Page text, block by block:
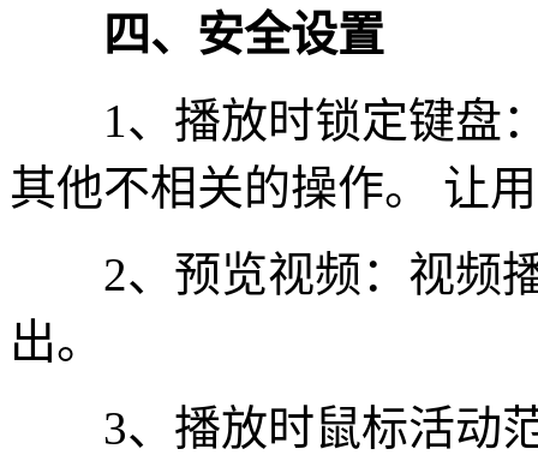
四、安全设置
1、播放时锁定键盘：
其他不相关的操作。 让
2、预览视频：视频播
出。
3、播放时鼠标活动范